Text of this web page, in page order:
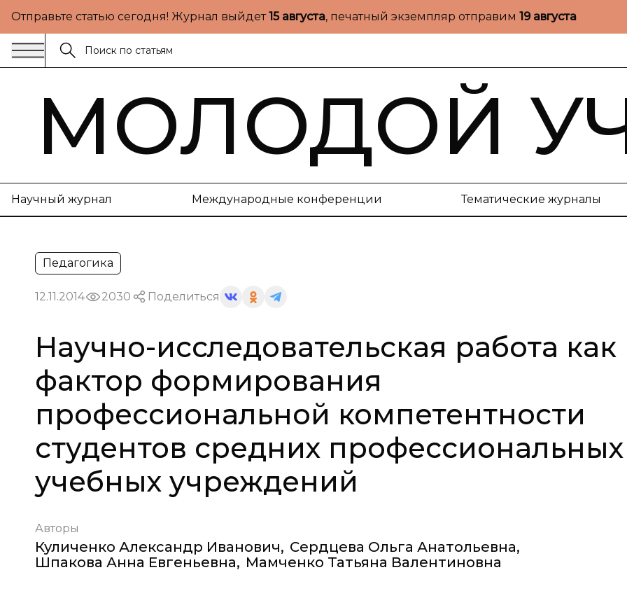
Отправьте статью сегодня! Журнал выйдет15 августа, печатный экземпляр отправим 19 августа
МОЛОДОЙ
Научный журнал Международные конференции Тематические журналы
Педагогика
12.11.2014 2030 Поделиться
Научно-исследовательская работа как
фактор формирования
профессиональной компетентности
студентов средних профессиональных
учебных учреждений
Авторы
Куличенко Александр Иванович, Сердцева Ольга Анатольевна,
Шпакова Анна Евгеньевна, Мамченко Татьяна Валентиновна